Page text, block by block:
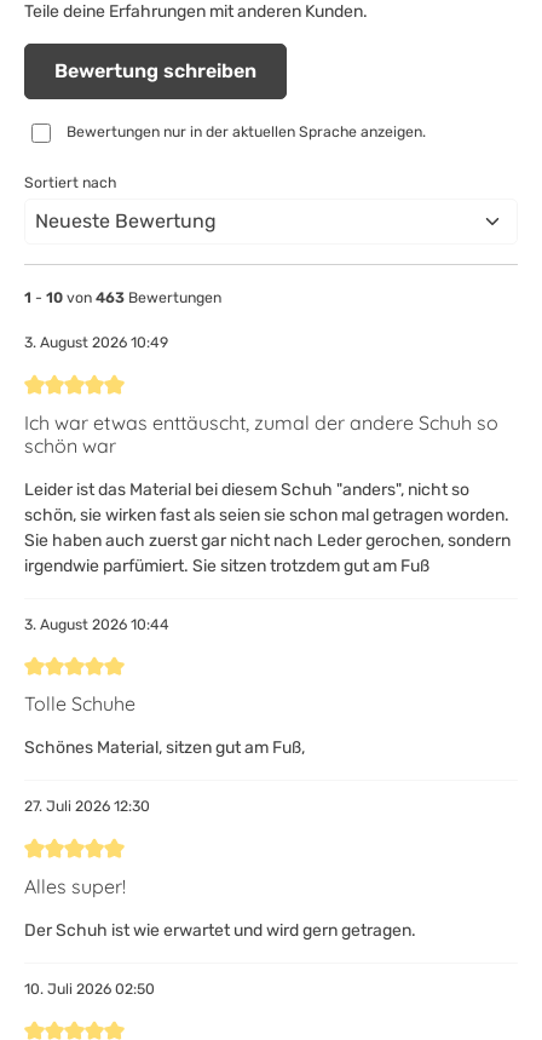
Teile deine Erfahrungen mit anderen Kunden.
Bewertung schreiben
Bewertungen nur in der aktuellen Sprache anzeigen.
Sortiert nach
1 - 10 von 463 Bewertungen
3. August 2026 10:49
Bewertung mit 5 von 5 Sternen
Ich war etwas enttäuscht, zumal der andere Schuh so
schön war
Leider ist das Material bei diesem Schuh "anders", nicht so
schön, sie wirken fast als seien sie schon mal getragen worden.
Sie haben auch zuerst gar nicht nach Leder gerochen, sondern
irgendwie parfümiert. Sie sitzen trotzdem gut am Fuß
3. August 2026 10:44
Bewertung mit 5 von 5 Sternen
Tolle Schuhe
Schönes Material, sitzen gut am Fuß,
27. Juli 2026 12:30
Bewertung mit 5 von 5 Sternen
Alles super!
Der Schuh ist wie erwartet und wird gern getragen.
10. Juli 2026 02:50